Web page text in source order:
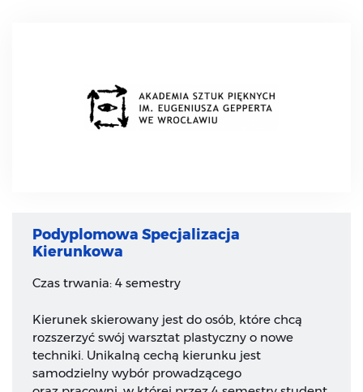
Podyplomowa Specjalizacja
Kierunkowa
Czas trwania: 4 semestry
Kierunek skierowany jest do osób, które chcą
rozszerzyć swój warsztat plastyczny o nowe
techniki. Unikalną cechą kierunku jest
samodzielny wybór prowadzącego